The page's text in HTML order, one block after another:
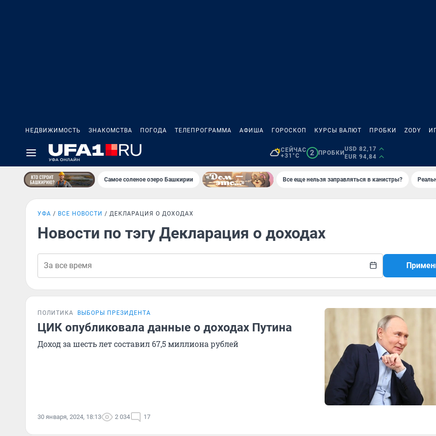
НЕДВИЖИМОСТЬ ЗНАКОМСТВА ПОГОДА ТЕЛЕПРОГРАММА АФИША ГОРОСКОП КУРСЫ ВАЛЮТ ПРОБКИ ZODY
СЕЙЧАС
+31°C
2 ПРОБКИ
USD 82,17
EUR 94,84
Самое соленое озеро Башкирии Все еще нельзя заправляться в канистры?
УФА ВСЕ НОВОСТИ ДЕКЛАРАЦИЯ О ДОХОДАХ
Новости по тэгу Декларация о доходах
ПОЛИТИКА ВЫБОРЫ ПРЕЗИДЕНТА
ЦИК опубликовала данные о доходах Путина
Доход за шесть лет составил 67,5 миллиона рублей
30 января, 2024, 18:13 2 034 17